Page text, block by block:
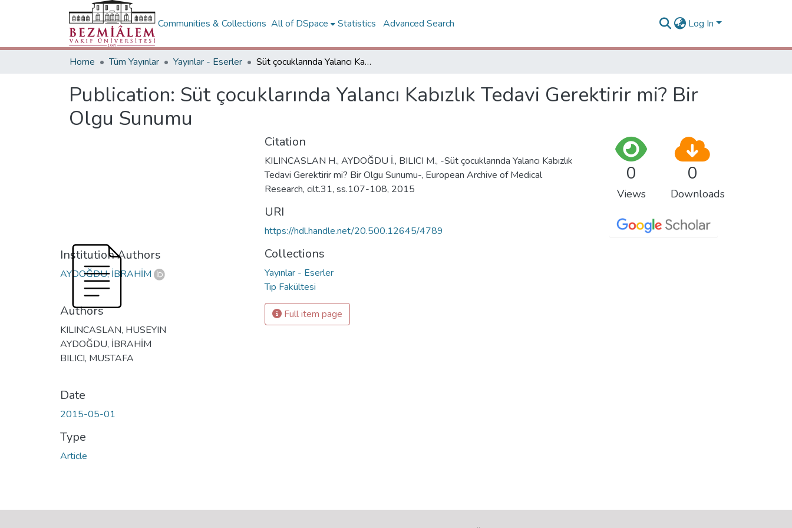
Communities & Collections All of DSpace Statistics Advanced Search Log In
Home Tüm Yayınlar Yayınlar - Eserler Süt çocuklarında Yalancı Kabızlık Tedavi Gerektirir mi? Bir Olgu Sunumu
Publication: Süt çocuklarında Yalancı Kabızlık Tedavi Gerektirir mi? Bir
Olgu Sunumu
Institution Authors
AYDOĞDU, İBRAHİM
Authors
KILINCASLAN, HUSEYIN
AYDOĞDU, İBRAHİM
BILICI, MUSTAFA
Date
2015-05-01
Type
Article
Citation
KILINCASLAN H., AYDOĞDU İ., BILICI M., -Süt çocuklarında Yalancı Kabızlık
Tedavi Gerektirir mi? Bir Olgu Sunumu-, European Archive of Medical
Research, cilt.31, ss.107-108, 2015
URI
https://hdl.handle.net/20.500.12645/4789
Collections
Yayınlar - Eserler
Tıp Fakültesi
Full item page
0
Views
0
Downloads